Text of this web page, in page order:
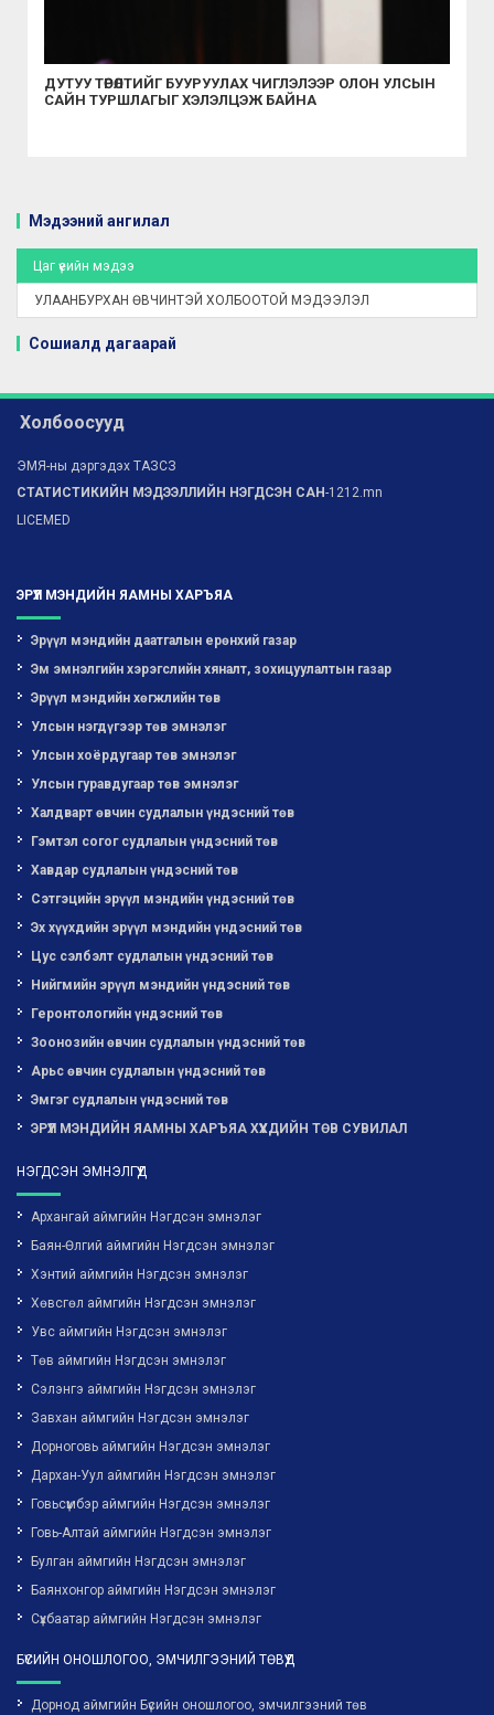
ДУТУУ ТӨРӨЛТИЙГ БУУРУУЛАХ ЧИГЛЭЛЭЭР ОЛОН УЛСЫН
САЙН ТУРШЛАГЫГ ХЭЛЭЛЦЭЖ БАЙНА
Мэдээний ангилал
Цаг үеийн мэдээ
УЛААНБУРХАН ӨВЧИНТЭЙ ХОЛБООТОЙ МЭДЭЭЛЭЛ
Сошиалд дагаарай
Холбоосууд
ЭМЯ-ны дэргэдэх ТАЗСЗ
СТАТИСТИКИЙН МЭДЭЭЛЛИЙН НЭГДСЭН САН-1212.mn
LICEMED
ЭРҮҮЛ МЭНДИЙН ЯАМНЫ ХАРЪЯА
Эрүүл мэндийн даатгалын ерөнхий газар
Эм эмнэлгийн хэрэгслийн хяналт, зохицуулалтын газар
Эрүүл мэндийн хөгжлийн төв
Улсын нэгдүгээр төв эмнэлэг
Улсын хоёрдугаар төв эмнэлэг
Улсын гуравдугаар төв эмнэлэг
Халдварт өвчин судлалын үндэсний төв
Гэмтэл согог судлалын үндэсний төв
Хавдар судлалын үндэсний төв
Сэтгэцийн эрүүл мэндийн үндэсний төв
Эх хүүхдийн эрүүл мэндийн үндэсний төв
Цус сэлбэлт судлалын үндэсний төв
Нийгмийн эрүүл мэндийн үндэсний төв
Геронтологийн үндэсний төв
Зоонозийн өвчин судлалын үндэсний төв
Арьс өвчин судлалын үндэсний төв
Эмгэг судлалын үндэсний төв
ЭРҮҮЛ МЭНДИЙН ЯАМНЫ ХАРЪЯА ХҮҮХДИЙН ТӨВ СУВИЛАЛ
НЭГДСЭН ЭМНЭЛГҮҮД
Архангай аймгийн Нэгдсэн эмнэлэг
Баян-Өлгий аймгийн Нэгдсэн эмнэлэг
Хэнтий аймгийн Нэгдсэн эмнэлэг
Хөвсгөл аймгийн Нэгдсэн эмнэлэг
Увс аймгийн Нэгдсэн эмнэлэг
Төв аймгийн Нэгдсэн эмнэлэг
Сэлэнгэ аймгийн Нэгдсэн эмнэлэг
Завхан аймгийн Нэгдсэн эмнэлэг
Дорноговь аймгийн Нэгдсэн эмнэлэг
Дархан-Уул аймгийн Нэгдсэн эмнэлэг
Говьсүмбэр аймгийн Нэгдсэн эмнэлэг
Говь-Алтай аймгийн Нэгдсэн эмнэлэг
Булган аймгийн Нэгдсэн эмнэлэг
Баянхонгор аймгийн Нэгдсэн эмнэлэг
Сүхбаатар аймгийн Нэгдсэн эмнэлэг
БҮСИЙН ОНОШЛОГОО, ЭМЧИЛГЭЭНИЙ ТӨВҮҮД
Дорнод аймгийн Бүсийн оношлогоо, эмчилгээний төв